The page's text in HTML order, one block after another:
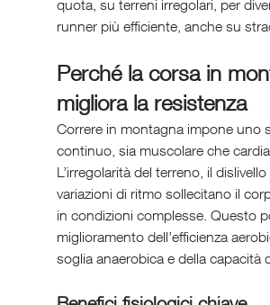
quota, su terreni irregolari, per
runner più efficiente, anche su
Perché la corsa in
migliora la resistenza
Correre in montagna impone uno
continuo, sia muscolare che
L’irregolarità del terreno, il
variazioni di ritmo sollecitano il
in condizioni complesse. Questo
miglioramento dell’efficienza
soglia anaerobica e della capacità